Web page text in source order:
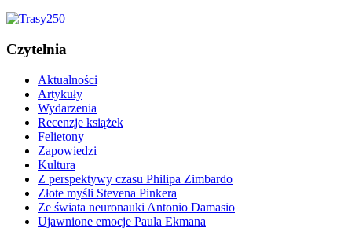
Czytelnia
Aktualności
Artykuły
Wydarzenia
Recenzje książek
Felietony
Zapowiedzi
Kultura
Z perspektywy czasu Philipa Zimbardo
Złote myśli Stevena Pinkera
Ze świata neuronauki Antonio Damasio
Ujawnione emocje Paula Ekmana